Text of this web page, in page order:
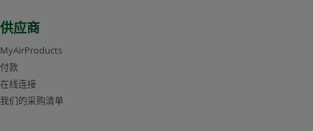
供应商
MyAirProducts
付款
在线连接
我们的采购清单